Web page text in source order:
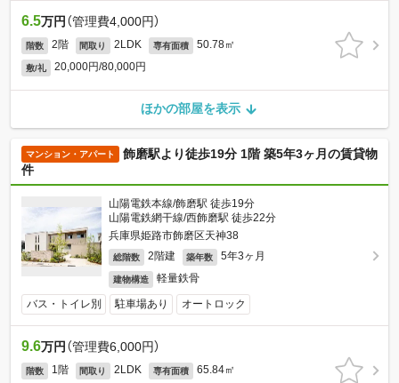
6.5万円 （管理費4,000円）
階数 2階 間取り 2LDK 専有面積 50.78㎡
敷/礼 20,000円/80,000円
ほかの部屋を表示
マンション・アパート
飾磨駅より徒歩19分 1階 築5年3ヶ月の賃貸物
件
山陽電鉄本線/飾磨駅 徒歩19分
山陽電鉄網干線/西飾磨駅 徒歩22分
兵庫県姫路市飾磨区天神38
総階数 2階建 築年数 5年3ヶ月
建物構造 軽量鉄骨
バス・トイレ別 駐車場あり オートロック
9.6万円 （管理費6,000円）
階数 1階 間取り 2LDK 専有面積 65.84㎡